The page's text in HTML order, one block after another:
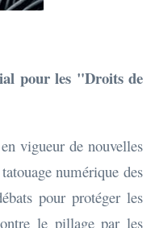
pour les "Droits de
vigueur de nouvelles
numérique des
pour protéger les
le pillage par les